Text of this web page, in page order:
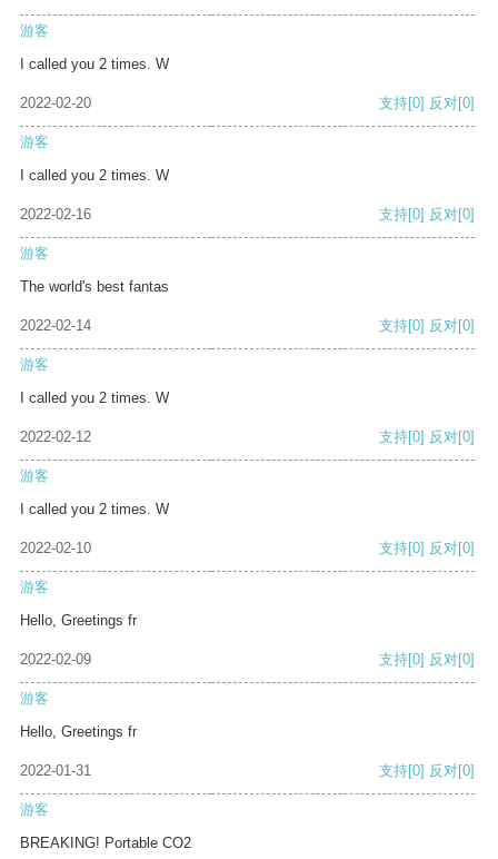
游客
I called you 2 times. W
2022-02-20 支持[0] 反对[0]
游客
I called you 2 times. W
2022-02-16 支持[0] 反对[0]
游客
The world's best fantas
2022-02-14 支持[0] 反对[0]
游客
I called you 2 times. W
2022-02-12 支持[0] 反对[0]
游客
I called you 2 times. W
2022-02-10 支持[0] 反对[0]
游客
Hello, Greetings fr
2022-02-09 支持[0] 反对[0]
游客
Hello, Greetings fr
2022-01-31 支持[0] 反对[0]
游客
BREAKING! Portable CO2